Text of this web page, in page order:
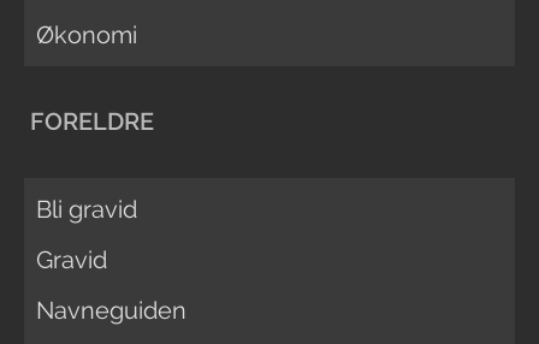
Økonomi
FORELDRE
Bli gravid
Gravid
Navneguiden